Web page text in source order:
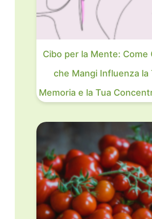
Cibo per la Mente: Come
che Mangi Influenza la
Memoria e la Tua